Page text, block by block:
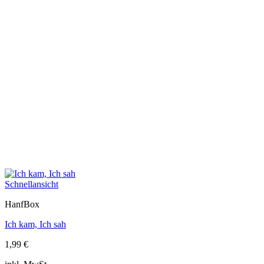
Schnellansicht
HanfBox
Ich kam, Ich sah
1,99 €